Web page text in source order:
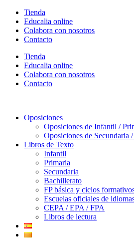
contenido
Tienda
Educalia online
Colabora con nosotros
Contacto
Tienda
Educalia online
Colabora con nosotros
Contacto
Oposiciones
Oposiciones de Infantil /
Oposiciones de Secundaria
Libros de Texto
Infantil
Primaria
Secundaria
Bachillerato
FP básica y ciclos
Escuelas oficiales de
CEPA / EPA / FPA
Libros de lectura